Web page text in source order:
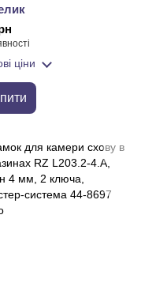
ціни